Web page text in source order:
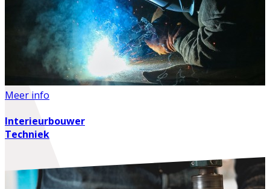
Meer info
Interieurbouwer
Techniek